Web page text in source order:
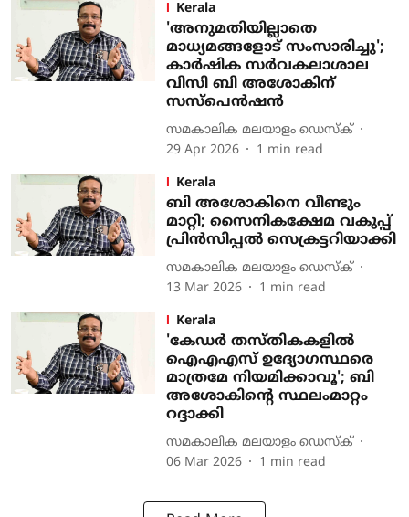
Kerala
'അനുമതിയില്ലാതെ
മാധ്യമങ്ങളോട് സംസാരിച്ചു';
കാർഷിക സർവകലാശാല
വിസി ബി അശോകിന്
സസ്പെൻഷൻ
സമകാലിക മലയാളം ഡെസ്ക്
29 Apr 2026
1 min read
Kerala
ബി അശോകിനെ വീണ്ടും
മാറ്റി; സൈനികക്ഷേമ വകുപ്പ്
പ്രിന്‍സിപ്പല്‍ സെക്രട്ടറിയാക്കി
സമകാലിക മലയാളം ഡെസ്ക്
13 Mar 2026
1 min read
Kerala
'കേഡര്‍ തസ്തികകളില്‍
ഐഎഎസ് ഉദ്യോഗസ്ഥരെ
മാത്രമേ നിയമിക്കാവൂ'; ബി
അശോകിന്‍റെ സ്ഥലംമാറ്റം
റദ്ദാക്കി
സമകാലിക മലയാളം ഡെസ്ക്
06 Mar 2026
1 min read